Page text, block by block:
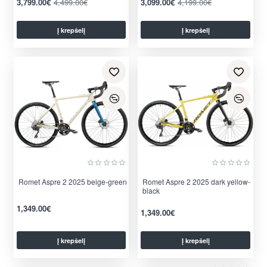
3,799.00€ 4,499.00€
Į krepšelį
3,099.00€ 4,199.00€
Į krepšelį
Romet Aspre 2 2025 beige-green
1,349.00€
Į krepšelį
Romet Aspre 2 2025 dark yellow-
black
1,349.00€
Į krepšelį